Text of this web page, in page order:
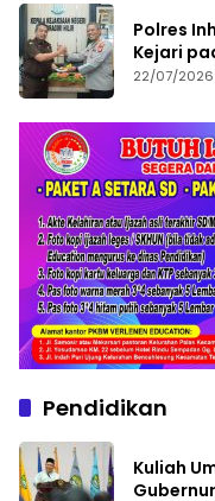
Polres
Kejari
22/07/2026
Pendidikan
Kuliah